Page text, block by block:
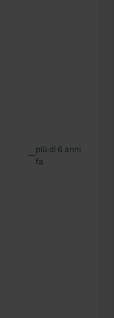
—più di 6 anni
fa